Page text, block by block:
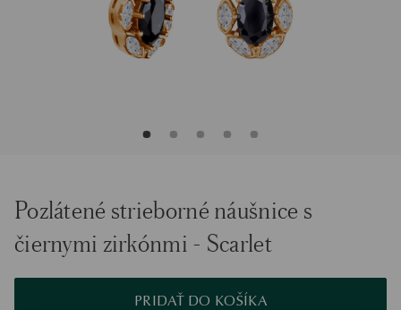
Pozlátené strieborné náušnice s
čiernymi zirkónmi - Scarlet
PRIDAŤ DO KOŠÍKA